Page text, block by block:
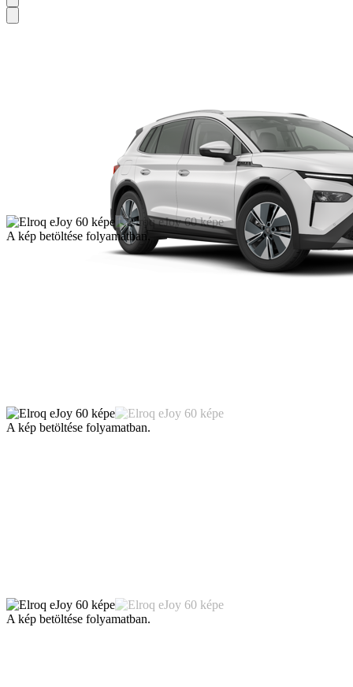
A kép betöltése folyamatban.
A kép betöltése folyamatban.
A kép betöltése folyamatban.